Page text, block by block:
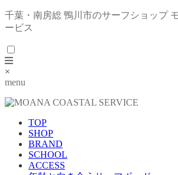
千葉・南房総 鴨川市のサーフショップ
ービス
×
menu
TOP
SHOP
BRAND
SCHOOL
ACCESS